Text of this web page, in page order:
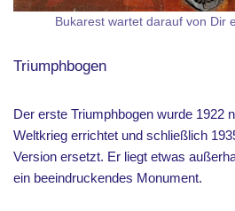
Bukarest wartet darauf von Dir
Triumphbogen
Der erste Triumphbogen wurde 1922
Weltkrieg errichtet und schließlich
Version ersetzt. Er liegt etwas
ein beeindruckendes Monument.